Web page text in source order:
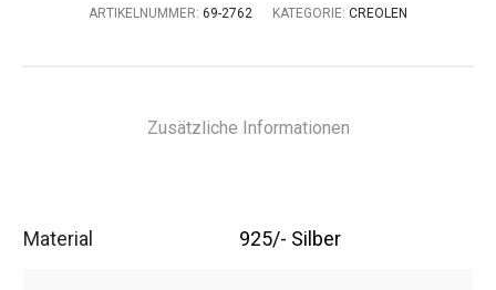
ARTIKELNUMMER: 69-2762 KATEGORIE: CREOLEN
Zusätzliche Informationen
Material 925/- Silber